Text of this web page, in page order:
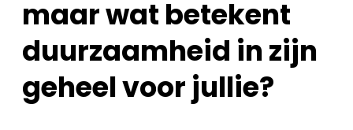
maar wat betekent
duurzaamheid in zijn
geheel voor jullie?